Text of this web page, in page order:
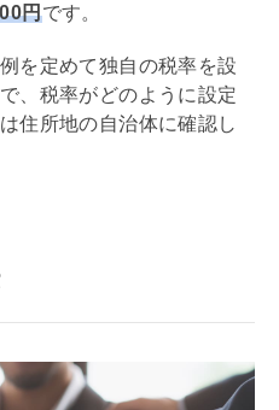
円です。
を定めて独自の税率を設
、税率がどのように設定
住所地の自治体に確認し